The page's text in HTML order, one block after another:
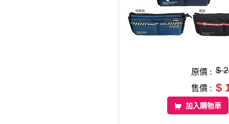
原價 : $
售價 : $
加入購物車